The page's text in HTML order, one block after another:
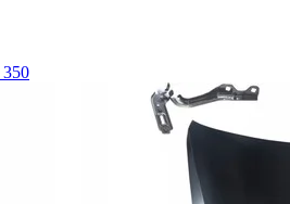
350